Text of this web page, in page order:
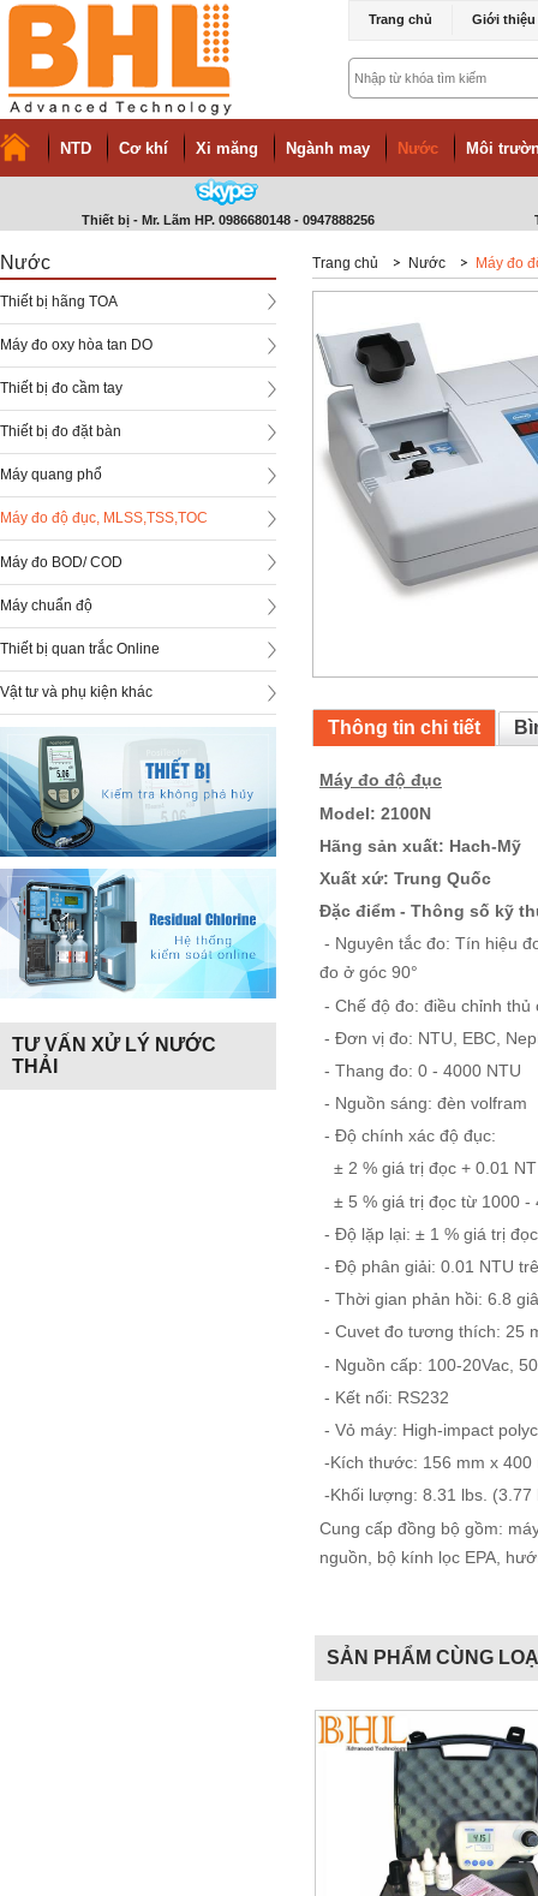
Trang chủ Giới thiệu
NTD Cơ khí Xi măng Ngành may Nước Môi
Thiết bị - Mr. Lãm HP. 0986680148 - 0947888256
Nước
Thiết bị hãng TOA
Máy đo oxy hòa tan DO
Thiết bị đo cầm tay
Thiết bị đo đặt bàn
Máy quang phổ
Máy đo độ đục, MLSS,TSS,TOC
Máy đo BOD/ COD
Máy chuẩn độ
Thiết bị quan trắc Online
Vật tư và phụ kiện khác
TƯ VẤN XỬ LÝ NƯỚC
THẢI
Trang chủ Nước Máy đo
Thông tin chi tiết
Máy đo độ đục
Model: 2100N
Hãng sản xuất: Hach-Mỹ
Xuất xứ: Trung Quốc
Đặc điểm - Thông số kỹ
- Nguyên tắc đo: Tín hiệu
đo ở góc 90°
- Chế độ đo: điều chỉnh
- Đơn vị đo: NTU, EBC,
- Thang đo: 0 - 4000 NTU
- Nguồn sáng: đèn volfram
- Độ chính xác độ đục:
± 2 % giá trị đọc + 0.01
± 5 % giá trị đọc từ 1000 -
- Độ lặp lại: ± 1 % giá trị
- Độ phân giải: 0.01 NTU
- Thời gian phản hồi: 6.8
- Cuvet đo tương thích: 25
- Nguồn cấp: 100-
- Kết nối: RS232
- Vỏ máy: High-impact
-Kích thước: 156 mm x 400
-Khối lượng: 8.31 lbs. (3.77
Cung cấp đồng bộ gồm:
nguồn, bộ kính lọc EPA,
SẢN PHẨM CÙNG